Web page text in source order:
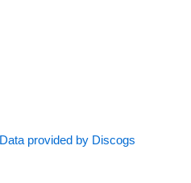
Data provided by Discogs